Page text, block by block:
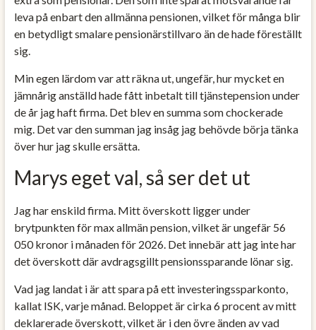
leva på enbart den allmänna pensionen, vilket för många blir
en betydligt smalare pensionärstillvaro än de hade föreställt
sig.
Min egen lärdom var att räkna ut, ungefär, hur mycket en
jämnårig anställd hade fått inbetalt till tjänstepension under
de år jag haft firma. Det blev en summa som chockerade
mig. Det var den summan jag insåg jag behövde börja tänka
över hur jag skulle ersätta.
Marys eget val, så ser det ut
Jag har enskild firma. Mitt överskott ligger under
brytpunkten för max allmän pension, vilket är ungefär 56
050 kronor i månaden för 2026. Det innebär att jag inte har
det överskott där avdragsgillt pensionssparande lönar sig.
Vad jag landat i är att spara på ett investeringssparkonto,
kallat ISK, varje månad. Beloppet är cirka 6 procent av mitt
deklarerade överskott, vilket är i den övre änden av vad